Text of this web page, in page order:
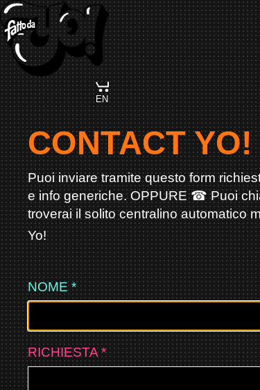
Skip
Navigation
EN
CONTACT YO!
Puoi inviare tramite questo form
e info generiche. OPPURE ☎︎ Puoi
troverai il solito centralino automatico
Yo!
NOME*
RICHIESTA*